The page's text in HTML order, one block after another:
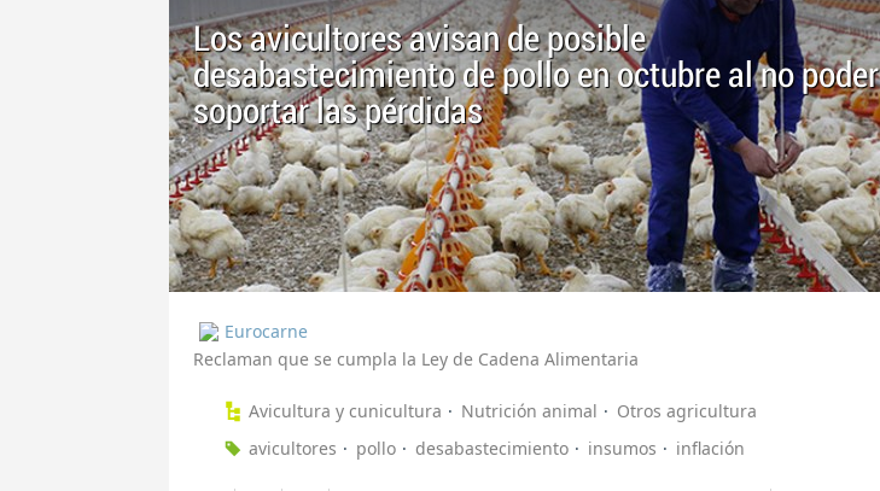
Los avicultores avisan de posible
desabastecimiento de pollo en octubre al no poder
soportar las pérdidas
Eurocarne
Reclaman que se cumpla la Ley de Cadena Alimentaria
Avicultura y cunicultura Nutrición animal
Otros agricultura
avicultores
pollo desabastecimiento insumos inflación